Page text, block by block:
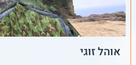
אוהל זוגי